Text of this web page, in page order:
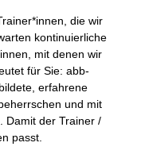
die wir
kontinuierliche
mit denen wir
für Sie: abb-
erfahrene
und mit
Damit der Trainer /
passt.